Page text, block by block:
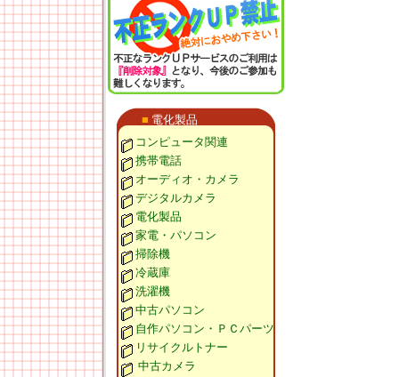
■ 電化製品
コンピュータ関連
携帯電話
オーディオ・カメラ
デジタルカメラ
電化製品
家電・パソコン
掃除機
冷蔵庫
洗濯機
中古パソコン
自作パソコン・ＰＣパーツ
リサイクルトナー
中古カメラ